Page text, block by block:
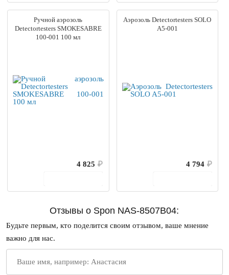
Ручной аэрозоль
Detectortesters SMOKESABRE
100-001 100 мл
4 825 ₽
Аэрозоль Detectortesters SOLO
A5-001
4 794 ₽
Отзывы о Spon NAS-8507B04:
Будьте первым, кто поделится своим отзывом, ваше мнение
важно для нас.